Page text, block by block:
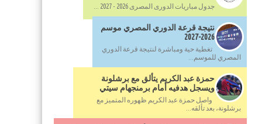
جدول مباريات الدورى المصرى 2026 - 2027 ...
نتيجة قرعة الدوري المصري موسم
2026-2027
تغطية حية ومباشرة لنتيجة قرعة الدوري
المصري للموسم...
حمزة عبد الكريم يتألق مع برشلونة
ويسجل هدفيه أمام برمنجهام سيتي
واصل حمزة عبد الكريم ظهوره المتميز مع
برشلونة، بعد تألقه...